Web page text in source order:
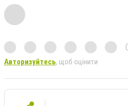
Авторизуйтесь, щоб оцінити